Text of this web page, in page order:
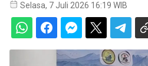
Selasa, 7 Juli 2026 16:19 WIB